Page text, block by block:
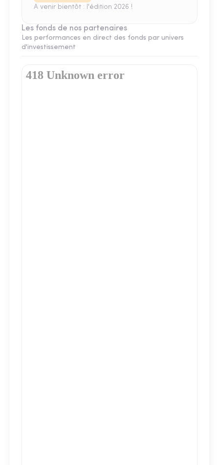
A venir bientôt : l'édition 2026 !
Les fonds de nos partenaires
Les performances en direct des fonds par univers
d'investissement